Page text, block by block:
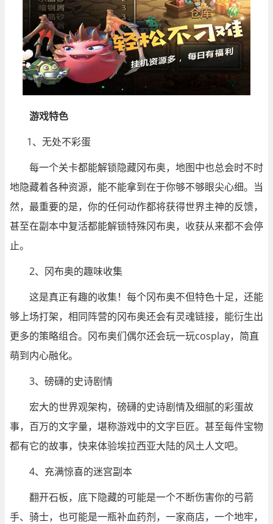
游戏特色
1、无处不彩蛋
每一个关卡都能解锁隐藏冈布奥，地图中也总会时不时
地隐藏着各种资源，能不能拿到在于你够不够眼尖心细。当
然，最重要的是，你的任何动作都将获得世界主神的反馈，
甚至在副本中复活都能解锁特殊冈布奥，收获从来都不会停
止。
2、冈布奥的趣味收集
这是真正有趣的收集！每个冈布奥不但特色十足，还能
够上场打架，相同阵营的冈布奥还会有灵魂链接，能衍生出
更多的策略组合。冈布奥们偶尔还会玩一玩cosplay，简直
萌到内心融化。
3、磅礴的史诗剧情
宏大的世界观架构，磅礴的史诗剧情及细腻的彩蛋故
事，百万的文字量，堪称游戏中的文字巨匠。甚至每件宝物
都有它的故事，快来体验埃拉西亚大陆的风土人文吧。
4、充满惊喜的迷宫副本
翻开石板，底下隐藏的可能是一个不断伤害你的弓箭
手、骑士，也可能是一瓶补血药剂，一家商店，一个地牢，